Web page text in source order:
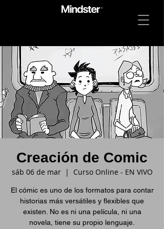
Creación de Comic
sáb 06 de mar
  |
Curso Online - EN VIVO
El cómic es uno de los formatos para contar
historias más versátiles y flexibles que
existen. No es ni una película, ni una
novela, tiene su propio lenguaje.